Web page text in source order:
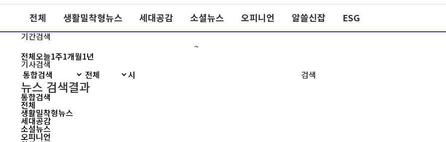
타
타
이
전체 생활밀착형뉴스 세대공감 소셜뉴스 오피니언 알쓸신잡 ESG
기간검색
~
전체오늘1주1개월1년
기사검색
검색
뉴스 검색결과
통합검색
전체
생활밀착형뉴스
세대공감
소셜뉴스
오피니언